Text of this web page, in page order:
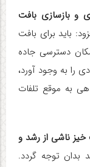
و بازسازی بافت
باید برای بافت
دسترسی جاده
را به وجود آورد،
به موقع تلفات
ناشی از رشد و
بدان توجه گردد.